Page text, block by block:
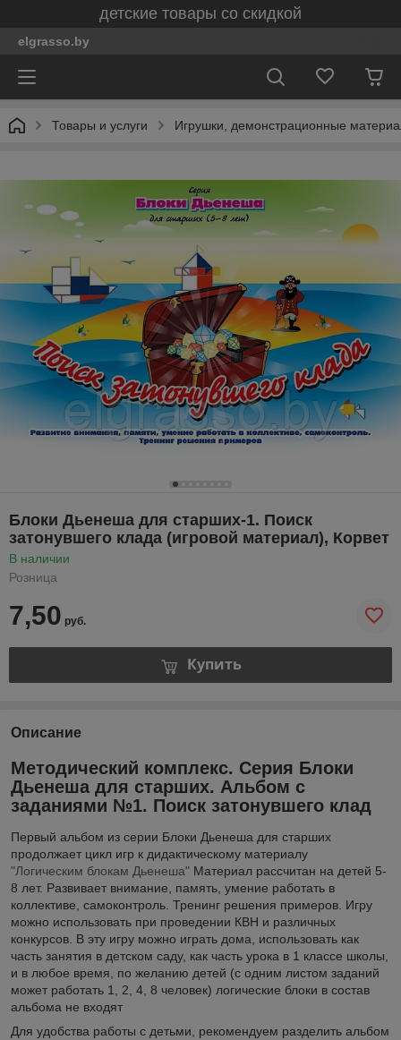
детские товары со скидкой
elgrasso.by
Товары и услуги Игрушки, демонстрационные
Блоки Дьенеша для старших-1. Поиск
затонувшего клада (игровой материал), Корвет
В наличии
Розница
7,50 руб.
Купить
Описание
Методический комплекс. Серия Блоки
Дьенеша для старших. Альбом с
заданиями №1. Поиск затонувшего клад
Первый альбом из серии Блоки Дьенеша для старших
продолжает цикл игр к дидактическому материалу
"Логическим блокам Дьенеша" Материал рассчитан на детей 5-
8 лет. Развивает внимание, память, умение работать в
коллективе, самоконтроль. Тренинг решения примеров. Игру
можно использовать при проведении КВН и различных
конкурсов. В эту игру можно играть дома, использовать как
часть занятия в детском саду, как часть урока в 1 классе школы,
и в любое время, по желанию детей (с одним листом заданий
может работать 1, 2, 4, 8 человек) логические блоки в состав
альбома не входят
Для удобства работы с детьми, рекомендуем разделить альбом